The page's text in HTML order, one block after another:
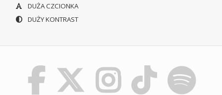
DUŻA CZCIONKA
DUŻY KONTRAST